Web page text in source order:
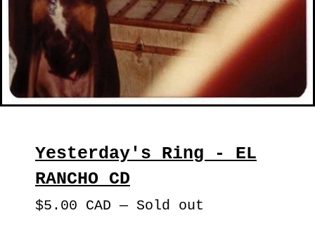
Yesterday's Ring - EL
RANCHO CD
$5.00 CAD — Sold out